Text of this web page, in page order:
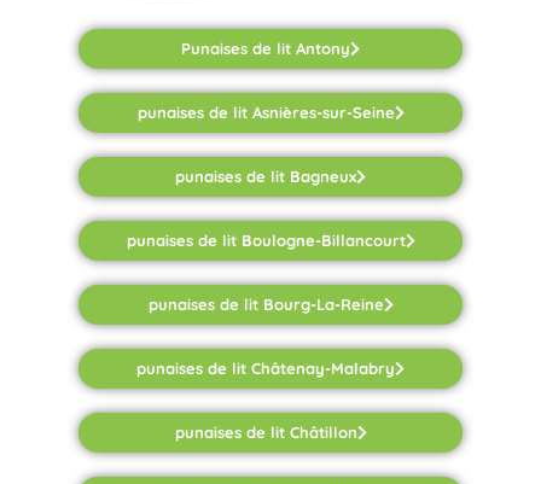
Punaises de lit Antony
punaises de lit Asnières-sur-Seine
punaises de lit Bagneux
punaises de lit Boulogne-Billancourt
punaises de lit Bourg-La-Reine
punaises de lit Châtenay-Malabry
punaises de lit Châtillon